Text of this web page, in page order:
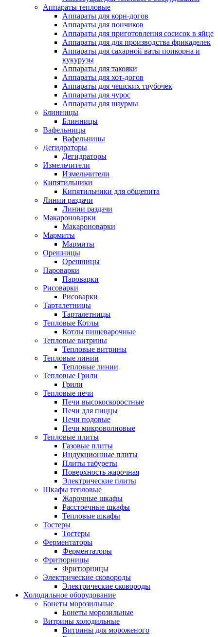
Аппараты тепловые
Аппараты для корн-догов
Аппараты для пончиков
Аппараты для приготовления сосисок в яйце
Аппараты для для производства фрикаделек
Аппараты для сахарной ваты попкорна и
кукурузы
Аппараты для такояки
Аппараты для хот-догов
Аппараты для чешских трубочек
Аппараты для чурос
Аппараты для шаурмы
Блинницы
Блинницы
Вафельницы
Вафельницы
Дегидраторы
Дегидраторы
Измельчители
Измельчители
Кипятильники
Кипятильники для общепита
Линии раздачи
Линии раздачи
Макароноварки
Макароноварки
Мармиты
Мармиты
Орешницы
Орешницы
Пароварки
Пароварки
Рисоварки
Рисоварки
Тарталетницы
Тарталетницы
Тепловые Котлы
Котлы пищеварочные
Тепловые витрины
Тепловые витрины
Тепловые линии
Тепловые линии
Тепловые Грили
Грили
Тепловые печи
Печи высокоскоростные
Печи для пиццы
Печи подовые
Печи микроволновые
Тепловые плиты
Газовые плиты
Индукционные плиты
Плиты табуреты
Поверхность жарочная
Электрические плиты
Шкафы тепловые
Жарочные шкафы
Расстоечные шкафы
Тепловые шкафы
Тостеры
Тостеры
Ферментаторы
Ферментаторы
Фритюрницы
Фритюрницы
Электрические сковороды
Электрические сковороды
Холодильное оборудование
Бонеты морозильные
Бонеты морозильные
Витрины холодильные
Витрины для мороженого